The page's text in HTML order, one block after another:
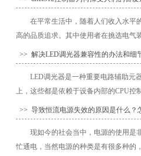
在平常生活中，随着人们收入水平
高的品质追求。其中使用者在挑选电气
>> 解决LED调光器兼容性的办法和细
LED调光器是一种重要电路辅助元
上，这些都是依赖于设备内部的CPU控
>> 导致恒流电源失效的原因是什么？
现如今的社会当中，电源的使用是
忙通电，当然电源的种类是有很多种的